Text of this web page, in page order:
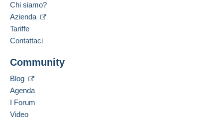
Chi siamo?
Azienda
Tariffe
Contattaci
Community
Blog
Agenda
I Forum
Video